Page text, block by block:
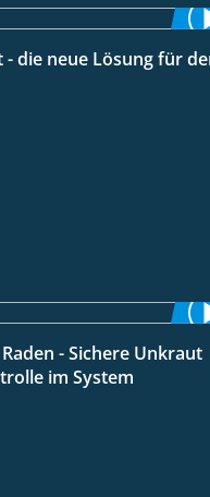
- die neue Lösung für
- Sichere Unkraut
im System